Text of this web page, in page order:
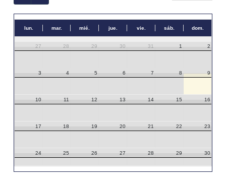
lun. mar. mié. jue. vie. sáb. dom.
27 28 29 30 31 1 2
3 4 5 6 7 8 9
10 11 12 13 14 15 16
17 18 19 20 21 22 23
24 25 26 27 28 29 30